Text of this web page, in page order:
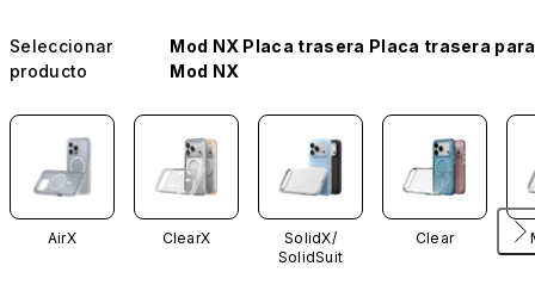
Seleccionar
producto
Mod NX Placa trasera Placa trasera para
Mod NX
AirX ClearX
SolidX/
SolidSuit
Clear